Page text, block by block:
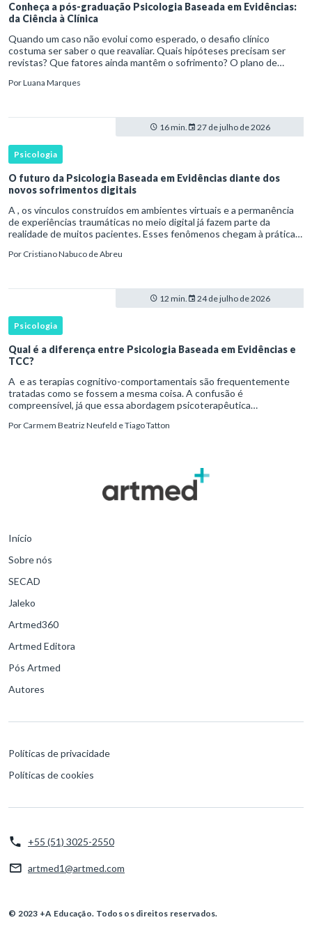
Conheça a pós-graduação Psicologia Baseada em Evidências:
da Ciência à Clínica
Quando um caso não evolui como esperado, o desafio clínico
costuma ser saber o que reavaliar. Quais hipóteses precisam ser
revistas? Que fatores ainda mantêm o sofrimento? O plano de
necessidades d
PorLuana Marques
16 min. 27 de julho de 2026
Psicologia
O futuro da Psicologia Baseada em Evidências diante dos
novos sofrimentos digitais
A , os vínculos construídos em ambientes virtuais e a permanência
de experiências traumáticas no meio digital já fazem parte da
realidade de muitos pacientes. Esses fenômenos chegam à prática
Por Cristiano Nabuco de Abreu
12 min. 24 de julho de 2026
Psicologia
Qual é a diferença entre Psicologia Baseada em Evidências e
TCC?
A e as terapias cognitivo-comportamentais são frequentemente
tratadas como se fossem a mesma coisa. A confusão é
compreensível, já que essa abordagem psicoterapêutica
experimentais, protocolos
Por Carmem Beatriz Neufeld e Tiago Tatton
Início
Sobre nós
SECAD
Jaleko
Artmed360
Artmed Editora
Pós Artmed
Autores
Políticas de privacidade
Políticas de cookies
+55 (51) 3025-2550
artmed1@artmed.com
© 2023 +A Educação. Todos os direitos reservados.